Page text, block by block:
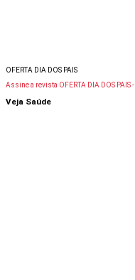
OFERTA DIA DOS PAIS
Assine a revista OFERTA DIA DOS PAIS -
Veja Saúde